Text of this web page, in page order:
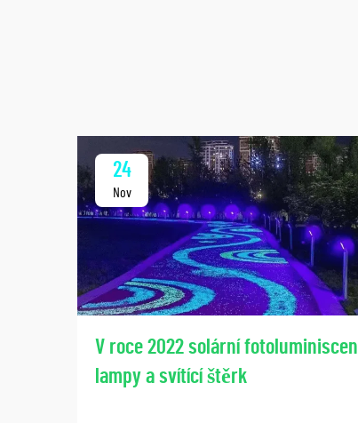
24
Nov
V roce 2022 solární
lampy a svítící štěrk